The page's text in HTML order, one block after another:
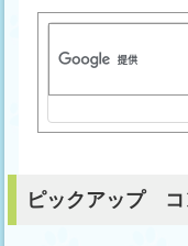
ピックアップ コ